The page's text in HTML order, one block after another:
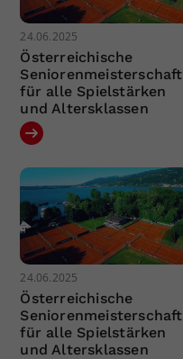
24.06.2025
Österreichische
Seniorenmeisterschaft
für alle Spielstärken
und Altersklassen
24.06.2025
Österreichische
Seniorenmeisterschaft
für alle Spielstärken
und Altersklassen